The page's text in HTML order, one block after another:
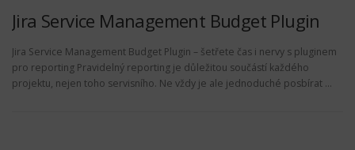
Jira Service Management Budget Plugin
Jira Service Management Budget Plugin – šetřete čas i nervy s pluginem
pro reporting Pravidelný reporting je důležitou součástí každého
projektu, nejen toho servisního. Ne vždy je ale jednoduché posbírat …